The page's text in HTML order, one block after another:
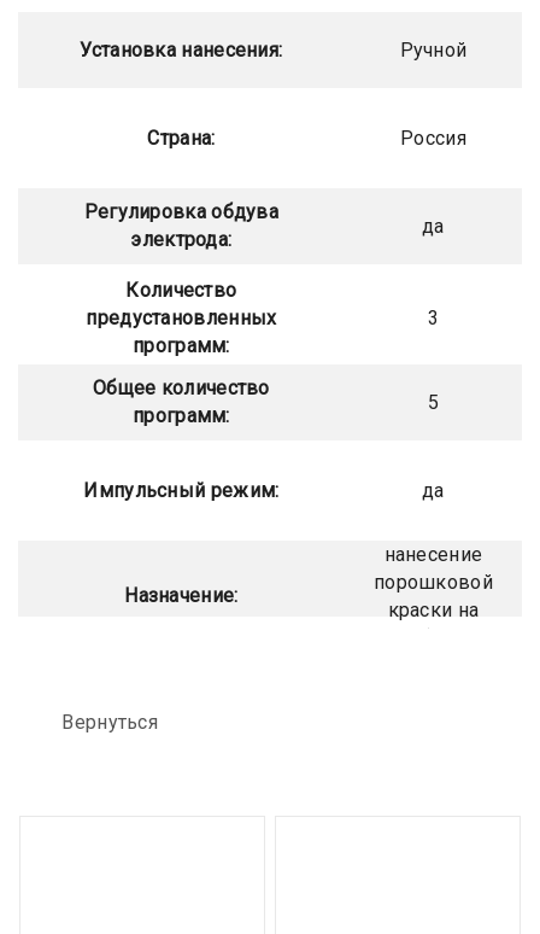
Установка нанесения: Ручной
Страна: Россия
Регулировка обдува
электрода:
да
Количество
предустановленных
программ:
3
Общее количество
программ:
5
Импульсный режим: да
Назначение:
нанесение
порошковой
краски на
Вернуться